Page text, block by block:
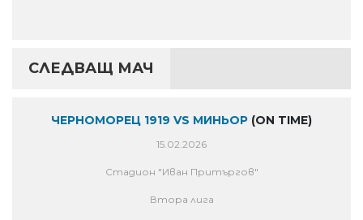
СЛЕДВАЩ МАЧ
ЧЕРНОМОРЕЦ 1919 VS МИНЬОР (ON TIME)
15.02.2026
Стадион "Иван Притъргов"
Втора лига